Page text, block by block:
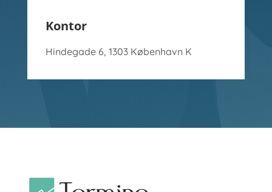
Kontor
Hindegade 6, 1303 København K